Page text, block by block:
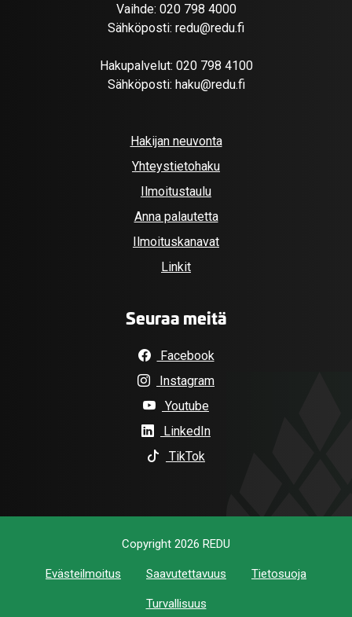
Vaihde: 020 798 4000
Sähköposti: redu@redu.fi
Hakupalvelut: 020 798 4100
Sähköposti: haku@redu.fi
Hakijan neuvonta
Yhteystietohaku
Ilmoitustaulu
Anna palautetta
Ilmoituskanavat
Linkit
Seuraa meitä
Facebook
Instagram
Youtube
LinkedIn
TikTok
Copyright 2026 REDU
Evästeilmoitus Saavutettavuus Tietosuoja
Turvallisuus